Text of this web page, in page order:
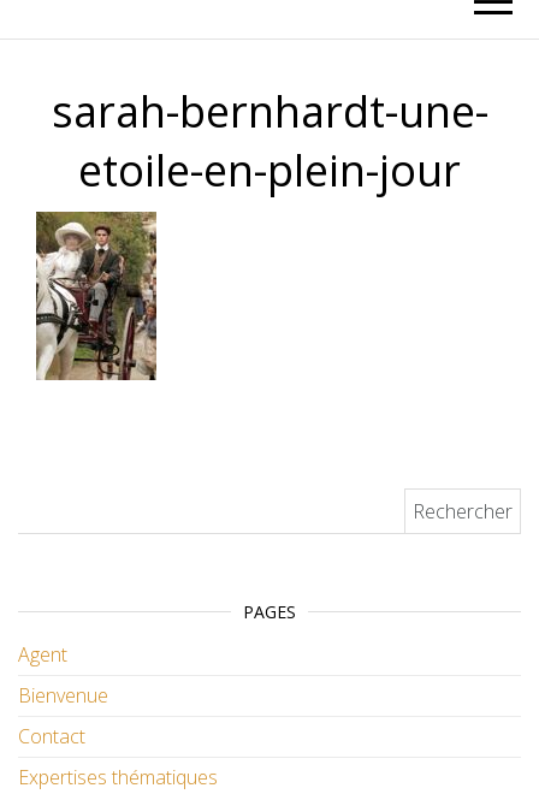
sarah-bernhardt-une-
etoile-en-plein-jour
PAGES
Agent
Bienvenue
Contact
Expertises thématiques